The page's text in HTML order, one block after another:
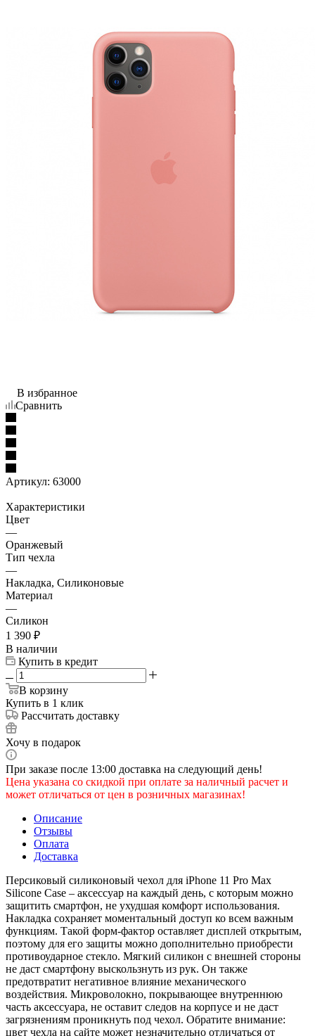
В избранное
Сравнить
Артикул: 63000
Характеристики
Цвет
—
Оранжевый
Тип чехла
—
Накладка, Силиконовые
Материал
—
Силикон
1 390 ₽
В наличии
Купить в кредит
В корзину
Купить в 1 клик
Рассчитать доставку
Хочу в подарок
При заказе после 13:00 доставка на следующий день!
Цена указана со скидкой при оплате за наличный расчет и
может отличаться от цен в розничных магазинах!
Описание
Отзывы
Оплата
Доставка
Персиковый силиконовый чехол для iPhone 11 Pro Max
Silicone Case – аксессуар на каждый день, с которым можно
защитить смартфон, не ухудшая комфорт использования.
Накладка сохраняет моментальный доступ ко всем важным
функциям. Такой форм-фактор оставляет дисплей открытым,
поэтому для его защиты можно дополнительно приобрести
противоударное стекло. Мягкий силикон с внешней стороны
не даст смартфону выскользнуть из рук. Он также
предотвратит негативное влияние механического
воздействия. Микроволокно, покрывающее внутреннюю
часть аксессуара, не оставит следов на корпусе и не даст
загрязнениям проникнуть под чехол. Обратите внимание:
цвет чехла на сайте может незначительно отличаться от